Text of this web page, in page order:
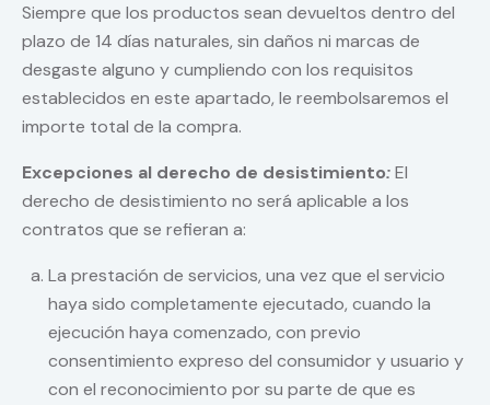
Siempre que los productos sean devueltos dentro del
plazo de 14 días naturales, sin daños ni marcas de
desgaste alguno y cumpliendo con los requisitos
establecidos en este apartado, le reembolsaremos el
importe total de la compra.
Excepciones al derecho de desistimiento:El
derecho de desistimiento no será aplicable a los
contratos que se refieran a:
La prestación de servicios, una vez que el servicio
haya sido completamente ejecutado, cuando la
ejecución haya comenzado, con previo
consentimiento expreso del consumidor y usuario y
con el reconocimiento por su parte de que es